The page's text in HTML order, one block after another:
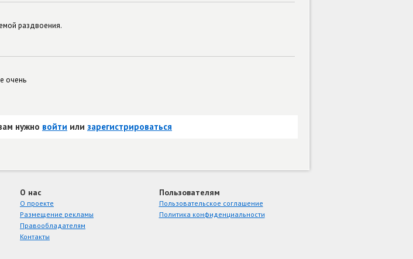
раздвоения.
очень
нужно войти или зарегистрироваться
О нас
О проекте
Размещение рекламы
Правообладателям
Контакты
Пользователям
Пользовательское соглашение
Политика конфиденциальности